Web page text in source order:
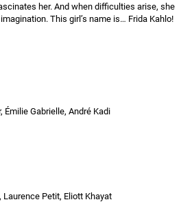
her. And when difficulties arise, she
This girl’s name is… Frida Kahlo!
Émilie Gabrielle, André Kadi
Laurence Petit, Eliott Khayat